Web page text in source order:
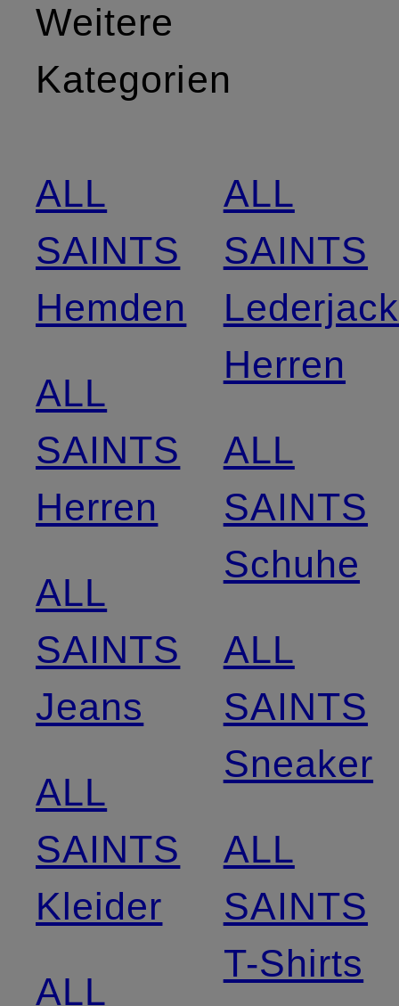
Weitere
Kategorien
ALL
SAINTS
Hemden
ALL
SAINTS
Herren
ALL
SAINTS
Jeans
ALL
SAINTS
Kleider
ALL
ALL
SAINTS
Herren
ALL
SAINTS
Schuhe
ALL
SAINTS
Sneaker
ALL
SAINTS
T-Shirts